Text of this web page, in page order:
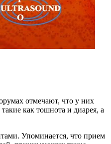
отмечают, что у них
как тошнота и диарея, а
Упоминается, что прием